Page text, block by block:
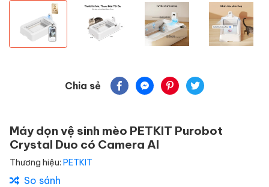
Chia sẻ
Máy dọn vệ sinh mèo PETKIT Purobot
Crystal Duo có Camera AI
Thương hiệu: PETKIT
So sánh